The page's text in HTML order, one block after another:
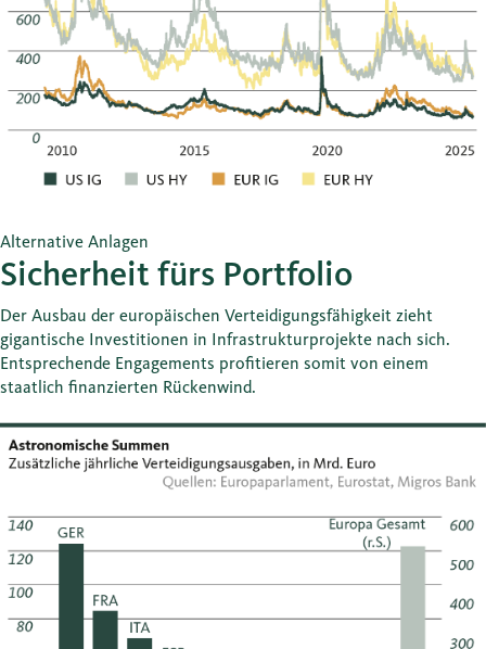
Alternative Anlagen
Sicherheit fürs Portfolio
Der Ausbau der europäischen Verteidigungsfähigkeit zieht
gigantische Investitionen in Infrastrukturprojekte nach sich.
Entsprechende Engagements profitieren somit von einem
staatlich finanzierten Rückenwind.